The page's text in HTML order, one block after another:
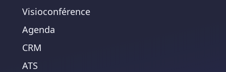
Visioconférence
Agenda
CRM
ATS